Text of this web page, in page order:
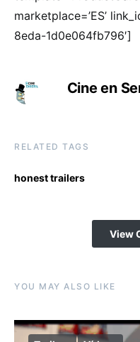
marketplace=’ES’
8eda-1d0e064fb796′]
Cine en
RELATED TAGS
honest trailers
View
YOU MAY ALSO LIKE